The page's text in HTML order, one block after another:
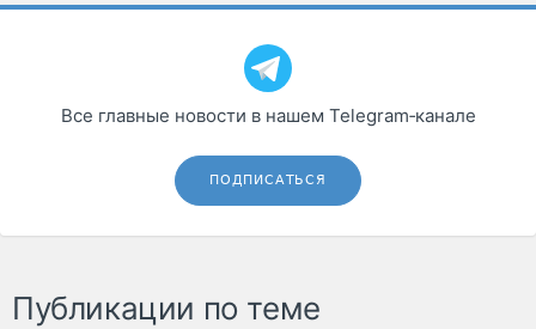
Все главные новости в нашем Telegram‑канале
ПОДПИСАТЬСЯ
Публикации по теме